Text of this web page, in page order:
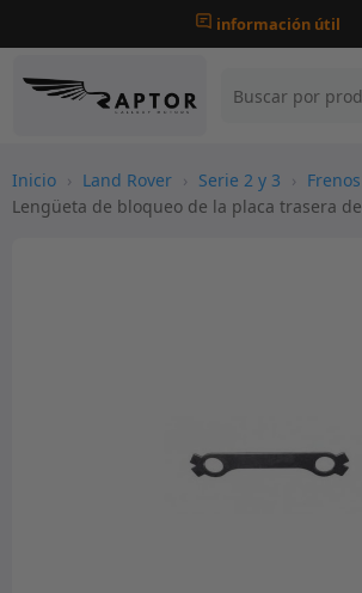
información útil
Inicio › Land Rover › Serie 2 y 3 › Frenos
Lengüeta de bloqueo de la placa trasera